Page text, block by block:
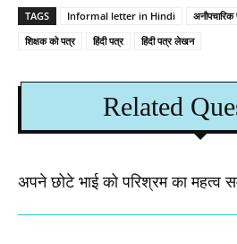
TAGS Informal letter in Hindi अनौपचारिक
शिक्षक को पत्र
हिंदी पत्र हिंदी पत्र लेखन
Related
अपने छोटे भाई को परिश्रम का महत्व